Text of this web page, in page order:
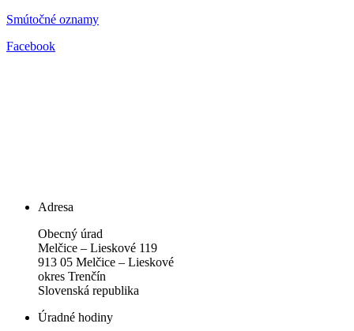
Smútočné oznamy
Facebook
Adresa
Obecný úrad
Melčice – Lieskové 119
913 05 Melčice – Lieskové
okres Trenčín
Slovenská republika
Úradné hodiny